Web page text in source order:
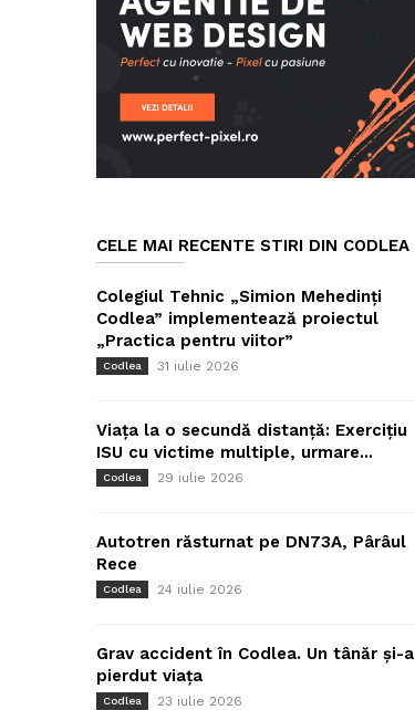
CELE MAI RECENTE STIRI DIN CODLEA
Colegiul Tehnic „Simion Mehedinți
Codlea” implementează proiectul
„Practica pentru viitor”
Codlea 31 iulie 2026
Viața la o secundă distanță: Exercițiu
ISU cu victime multiple, urmare...
Codlea 29 iulie 2026
Autotren răsturnat pe DN73A, Pârâul
Rece
Codlea 24 iulie 2026
Grav accident în Codlea. Un tânăr și-a
pierdut viața
Codlea 23 iulie 2026